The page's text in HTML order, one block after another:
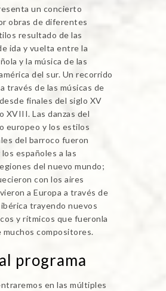
un concierto
obras de diferentes
resultado de las
ida y vuelta entre la
y la música de las
del sur. Un recorrido
través de las músicas de
finales del siglo XV
XVIII. Las danzas del
europeo y los estilos
del barroco fueron
españoles a las
del nuevo mundo;
con los aires
a Europa a través de
trayendo nuevos
y rítmicos que fueronla
muchos compositores.
programa
en las múltiples